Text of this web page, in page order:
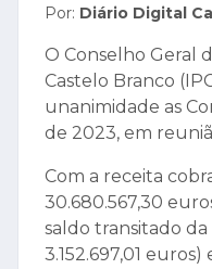
Por: Diário Digital
O Conselho Geral
Castelo Branco
unanimidade as
de 2023, em
Com a receita
30.680.567,30
saldo transitado
3.152.697,01